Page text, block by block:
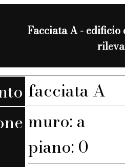
Facciata A -
facciata A
muro: a
piano: 0